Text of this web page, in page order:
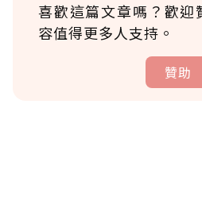
喜歡這篇文章嗎？歡迎
容值得更多人支持。
贊助